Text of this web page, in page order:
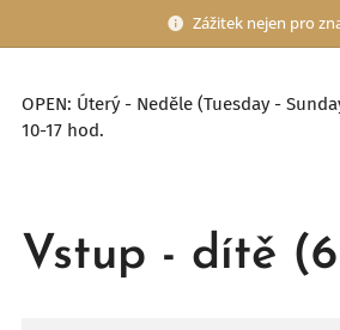
Zážitek nejen pro
OPEN: Úterý - Neděle (Tuesday -
10-17 hod.
Vstup - dítě